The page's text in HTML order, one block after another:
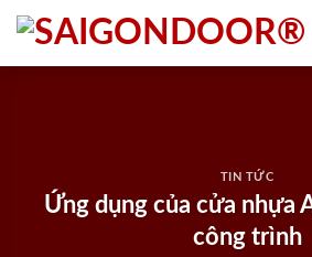
Skip
content
TIN TỨC
Ứng dụng của cửa nhựa
công trình